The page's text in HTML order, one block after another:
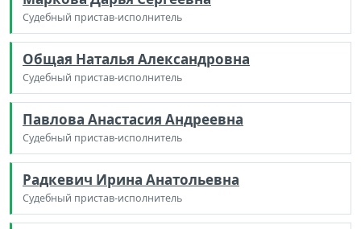
Судебный пристав-исполнитель
Общая Наталья Александровна
Судебный пристав-исполнитель
Павлова Анастасия Андреевна
Судебный пристав-исполнитель
Радкевич Ирина Анатольевна
Судебный пристав-исполнитель